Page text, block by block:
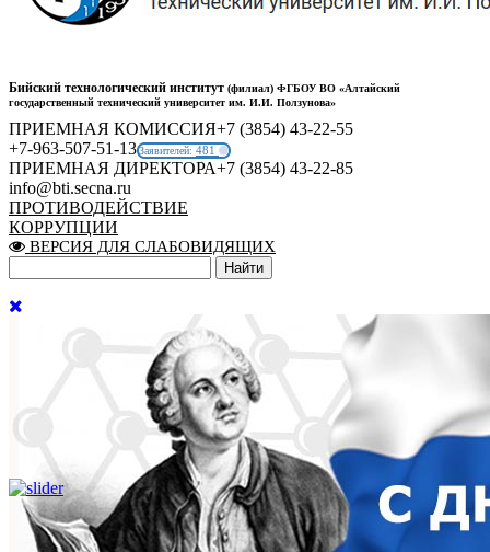
Бийский технологический институт (филиал) ФГБОУ ВО «Алтайский
государственный технический университет им. И.И. Ползунова»
ПРИЕМНАЯ КОМИССИЯ+7 (3854) 43-22-55
+7-963-507-51-13Заявителей: 481
ПРИЕМНАЯ ДИРЕКТОРА+7 (3854) 43-22-85
info@bti.secna.ru
ПРОТИВОДЕЙСТВИЕ
КОРРУПЦИИ
ВЕРСИЯ ДЛЯ СЛАБОВИДЯЩИХ